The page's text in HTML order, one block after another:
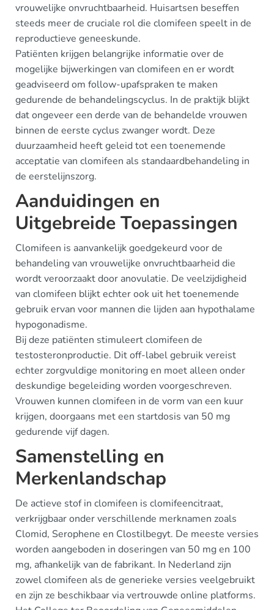
vrouwelijke onvruchtbaarheid. Huisartsen beseffen
steeds meer de cruciale rol die clomifeen speelt in de
reproductieve geneeskunde.
Patiënten krijgen belangrijke informatie over de
mogelijke bijwerkingen van clomifeen en er wordt
geadviseerd om follow-upafspraken te maken
gedurende de behandelingscyclus. In de praktijk blijkt
dat ongeveer een derde van de behandelde vrouwen
binnen de eerste cyclus zwanger wordt. Deze
duurzaamheid heeft geleid tot een toenemende
acceptatie van clomifeen als standaardbehandeling in
de eerstelijnszorg.
Aanduidingen en
Uitgebreide Toepassingen
Clomifeen is aanvankelijk goedgekeurd voor de
behandeling van vrouwelijke onvruchtbaarheid die
wordt veroorzaakt door anovulatie. De veelzijdigheid
van clomifeen blijkt echter ook uit het toenemende
gebruik ervan voor mannen die lijden aan hypothalame
hypogonadisme.
Bij deze patiënten stimuleert clomifeen de
testosteronproductie. Dit off-label gebruik vereist
echter zorgvuldige monitoring en moet alleen onder
deskundige begeleiding worden voorgeschreven.
Vrouwen kunnen clomifeen in de vorm van een kuur
krijgen, doorgaans met een startdosis van 50 mg
gedurende vijf dagen.
Samenstelling en
Merkenlandschap
De actieve stof in clomifeen is clomifeencitraat,
verkrijgbaar onder verschillende merknamen zoals
Clomid, Serophene en Clostilbegyt. De meeste versies
worden aangeboden in doseringen van 50 mg en 100
mg, afhankelijk van de fabrikant. In Nederland zijn
zowel clomifeen als de generieke versies veelgebruikt
en zijn ze beschikbaar via vertrouwde online platforms.